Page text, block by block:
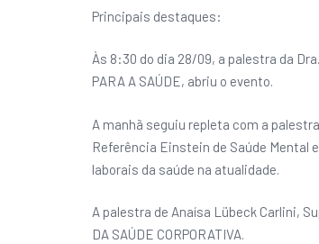
Principais destaques:
Às 8:30 do dia 28/09, a palestra da
PARA A SAÚDE, abriu o evento.
A manhã seguiu repleta com a
Referência Einstein de Saúde Mental
laborais da saúde na atualidade.
A palestra de Anaísa Lübeck Carlini,
DA SAÚDE CORPORATIVA.